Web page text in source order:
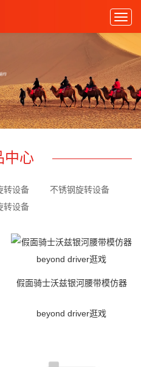
中心
转设备
不锈钢旋转设备
转设备
假面骑士沃兹银河腰带模仿器
beyond driver逛戏